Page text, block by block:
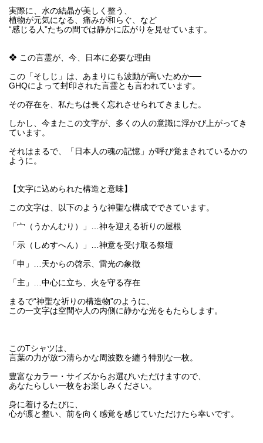
実際に、水の結晶が美しく整う、
植物が元気になる、痛みが和らぐ、など
“感じる人”たちの間では静かに広がりを見せています。
❖ この言霊が、今、日本に必要な理由
この「そしじ」は、あまりにも波動が高いためか──
GHQによって封印された言霊とも言われています。
その存在を、私たちは長く忘れさせられてきました。
しかし、今またこの文字が、多くの人の意識に浮かび上がってき
ています。
それはまるで、「日本人の魂の記憶」が呼び覚まされているかの
ように。
【文字に込められた構造と意味】
この文字は、以下のような神聖な構成でできています。
「宀（うかんむり）」…神を迎える祈りの屋根
「示（しめすへん）」…神意を受け取る祭壇
「申」…天からの啓示、雷光の象徴
「主」…中心に立ち、火を守る存在
まるで“神聖な祈りの構造物”のように、
この一文字は空間や人の内側に静かな光をもたらします。
このTシャツは、
言葉の力が放つ清らかな周波数を纏う特別な一枚。
豊富なカラー・サイズからお選びいただけますので、
あなたらしい一枚をお楽しみください。
身に着けるたびに、
心が凛と整い、前を向く感覚を感じていただけたら幸いです。